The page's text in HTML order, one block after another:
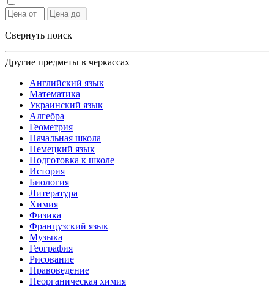
Свернуть поиск
Другие предметы в черкассах
Английский язык
Математика
Украинский язык
Алгебра
Геометрия
Начальная школа
Немецкий язык
Подготовка к школе
История
Биология
Литература
Химия
Физика
Французский язык
Музыка
География
Рисование
Правоведение
Неорганическая химия